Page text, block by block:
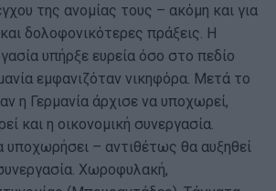
της ανομίας τους – ακόμη και για
δολοφονικότερες πράξεις. Η
υπήρξε ευρεία όσο στο πεδίο
εμφανιζόταν νικηφόρα. Μετά το
η Γερμανία άρχισε να υποχωρεί,
και η οικονομική συνεργασία.
υποχωρήσει – αντιθέτως θα αυξηθεί
Χωροφυλακή,